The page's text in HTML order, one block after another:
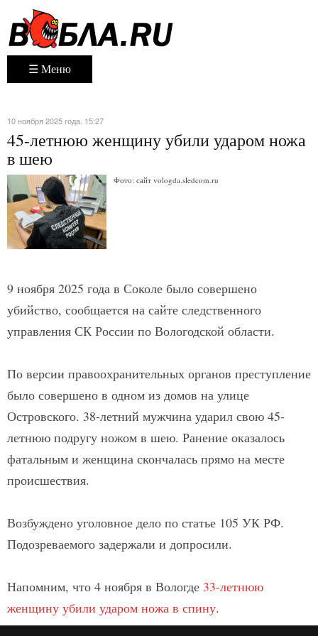
☰ Меню
10 ноября 2025 года. 15:27
45-летнюю женщину убили ударом ножа
в шею
Фото: сайт vologda.sledcom.ru
9 ноября 2025 года в Соколе было совершено
убийство, сообщается на сайте следственного
управления СК России по Вологодской области.
По версии правоохранительных органов преступление
было совершено в одном из домов на улице
Островского. 38-летний мужчина ударил свою 45-
летнюю подругу ножом в шею. Ранение оказалось
фатальным и женщина скончалась прямо на месте
происшествия.
Возбуждено уголовное дело по статье 105 УК РФ.
Подозреваемого задержали и допросили.
Напомним, что 4 ноября в Вологде 33-летнюю
женщину убили ударом ножа в спину.